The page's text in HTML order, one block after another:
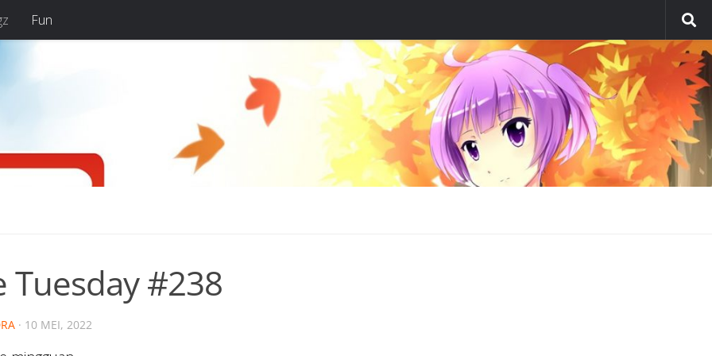
Fun
Tuesday #238
· 10 MEI, 2022